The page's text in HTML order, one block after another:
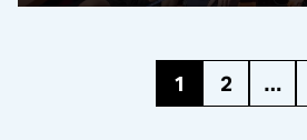
1 2 …